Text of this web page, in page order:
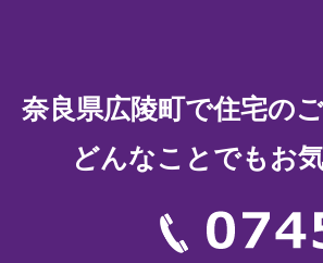
奈良県広陵町で住宅の
どんなことでもお